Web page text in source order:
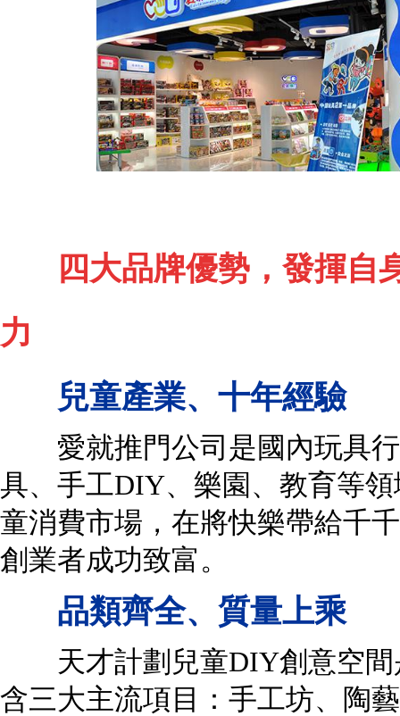
四大品牌優勢，發揮自
力
兒童產業、十年經驗
愛就推門公司是國內玩具行
具、手工DIY、樂園、教育等
童消費市場，在將快樂帶給千
創業者成功致富。
品類齊全、質量上乘
天才計劃兒童DIY創意空間
含三大主流項目：手工坊、陶